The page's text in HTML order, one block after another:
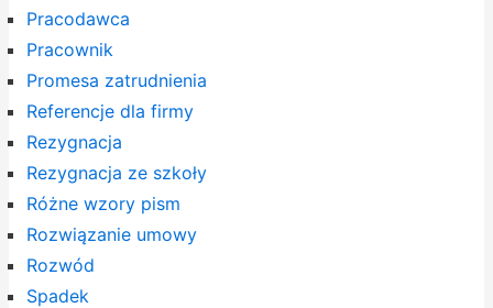
Pracodawca
Pracownik
Promesa zatrudnienia
Referencje dla firmy
Rezygnacja
Rezygnacja ze szkoły
Różne wzory pism
Rozwiązanie umowy
Rozwód
Spadek